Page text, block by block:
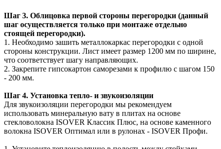
Шаг 3. Облицовка первой стороны перегородки (данный
шаг осуществляется только при монтаже отдельно
стоящей перегородки).
1. Необходимо зашить металлокаркас перегородки с одной
стороны конструкции. Лист имеет размер 1200 мм по ширине,
что соответствует шагу направляющих.
2. Закрепите гипсокартон саморезами к профилю с шагом 150
- 200 мм.
Шаг 4. Установка тепло- и звукоизоляции
Для звукоизоляции перегородки мы рекомендуем
использовать минеральную вату в плитах на основе
стекловолокна ISOVER Классик Плюс, на основе каменного
волокна ISOVER Оптимал или в рулонах - ISOVER Профи.